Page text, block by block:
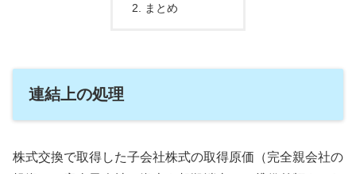
まとめ
連結上の処理
株式交換で取得した子会社株式の取得原価（完全親会社の